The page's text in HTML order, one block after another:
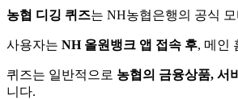
농협 디깅 퀴즈는 NH농협은행의 공식
사용자는 NH 올원뱅크 앱 접속 후, 메인
퀴즈는 일반적으로 농협의 금융상품, 서
니다.